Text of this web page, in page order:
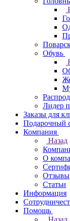
Обувь
Лидер
Заказы для
Подарочный
Компания
Назад
О
Отзывы
Статьи
Информация
Помощь
Назад